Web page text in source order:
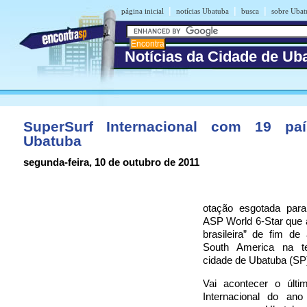
página inicial | notícias Ubatuba | busca | sobre
Notícias da Cidade de
SuperSurf Internacional com 19
Ubatuba ‎
segunda-feira, 10 de outubro de 2011
otação esgotada
ASP World 6-Star que
brasileira” de fim de
South America na
cidade de Ubatuba
Vai acontecer o
Internacional do